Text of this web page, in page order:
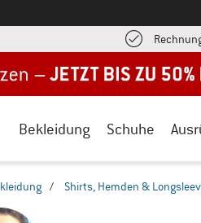
Bekleidung Schuhe
/ Shirts, Hemden &